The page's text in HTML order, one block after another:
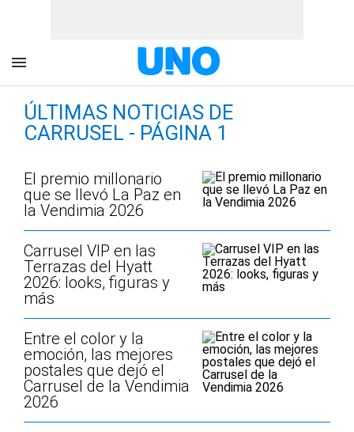
ÚLTIMAS NOTICIAS DE
CARRUSEL - PÁGINA 1
El premio millonario
que se llevó La Paz en
la Vendimia 2026
Carrusel VIP en las
Terrazas del Hyatt
2026: looks, figuras y
más
Entre el color y la
emoción, las mejores
postales que dejó el
Carrusel de la Vendimia
2026